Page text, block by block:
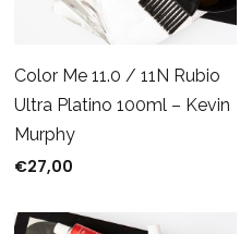
Color Me 11.0 / 11N Rubio
Ultra Platino 100ml – Kevin
Murphy
€27,00